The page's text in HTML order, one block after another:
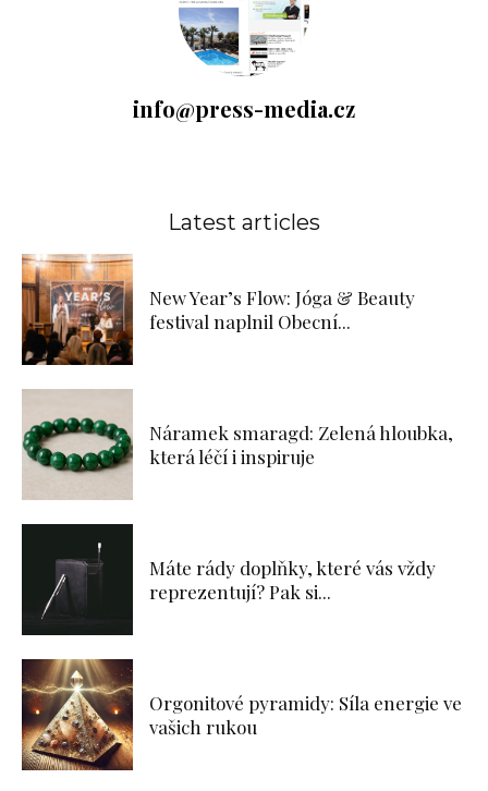
info@press-media.cz
Latest articles
New Year’s Flow: Jóga & Beauty
festival naplnil Obecní...
Náramek smaragd: Zelená hloubka,
která léčí i inspiruje
Máte rády doplňky, které vás vždy
reprezentují? Pak si...
Orgonitové pyramidy: Síla energie ve
vašich rukou